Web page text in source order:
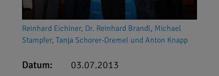
Reinhard Eichiner, Dr. Reinhard Brandl, Michael
Stampfer, Tanja Schorer-Dremel und Anton Knapp
Datum:
03.07.2013